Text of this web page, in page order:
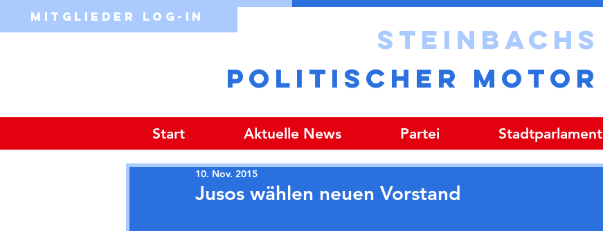
Mitglieder Log-in
STEINBACHS
POLITISCHER MOTOR
Start Aktuelle News Partei Stadtparlament
Jusos wählen neuen Vorstand
10. Nov. 2015